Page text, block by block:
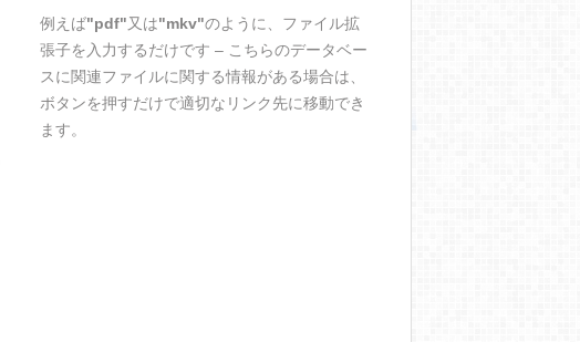
例えば"pdf"又は"mkv"のように、ファイル拡
張子を入力するだけです – こちらのデータベー
スに関連ファイルに関する情報がある場合は、
ボタンを押すだけで適切なリンク先に移動でき
ます。